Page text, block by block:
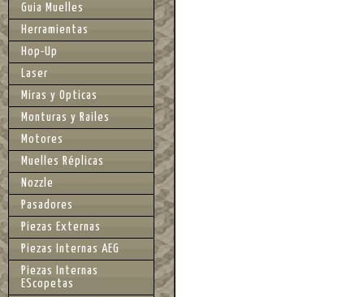
Guia Muelles
Herramientas
Hop-Up
Laser
Miras y Opticas
Monturas y Railes
Motores
Muelles Réplicas
Nozzle
Pasadores
Piezas Externas
Piezas Internas AEG
Piezas Internas
EScopetas